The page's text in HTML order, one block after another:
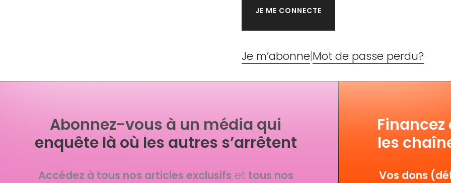
Je m’abonne|Mot de passe perdu?
Abonnez-vous à un média qui
enquête là où les autres s’arrêtent
Accédez à tous nos articles exclusifs et tous nos
les
Vos dons